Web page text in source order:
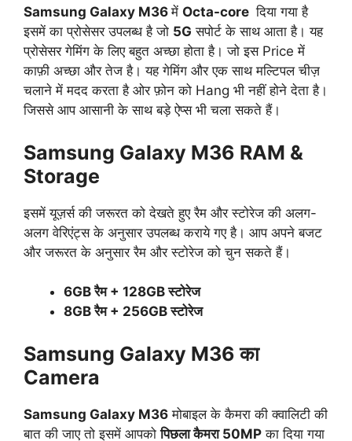
Samsung Galaxy M36में Octa-core दिया गया है
इसमें का प्रोसेसर उपलब्ध है जो 5G सपोर्ट के साथ आता है। यह
प्रोसेसर गेमिंग के लिए बहुत अच्छा होता है। जो इस Price में
काफ़ी अच्छा और तेज है। यह गेमिंग और एक साथ मल्टिपल चीज़
चलाने में मदद करता है ओर फ़ोन को Hang भी नहीं होने देता है।
जिससे आप आसानी के साथ बड़े ऐप्स भी चला सकते हैं।
Samsung Galaxy M36 RAM &
Storage
इसमें यूज़र्स की जरूरत को देखते हुए रैम और स्टोरेज की अलग-
अलग वेरिएंट्स के अनुसार उपलब्ध कराये गए है। आप अपने बजट
और जरूरत के अनुसार रैम और स्टोरेज को चुन सकते हैं।
6GB रैम + 128GB स्टोरेज
8GB रैम + 256GB स्टोरेज
Samsung Galaxy M36 का
Camera
Samsung Galaxy M36 मोबाइल के कैमरा की क्वालिटी की
बात की जाए तो इसमें आपकोपिछला कैमरा 50MP का दिया गया